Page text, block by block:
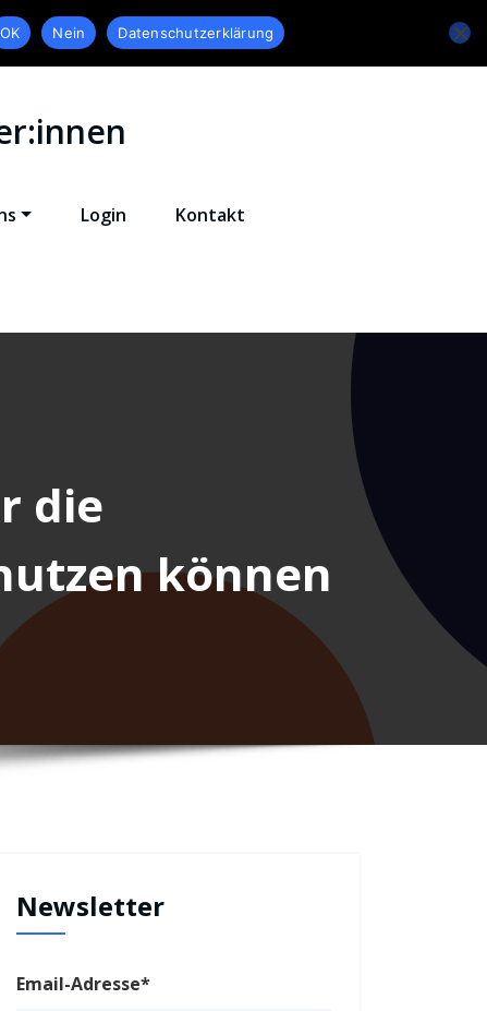
Login Kontakt
die
können
Newsletter
Email-Adresse*
OK Nein Datenschutzerklärung